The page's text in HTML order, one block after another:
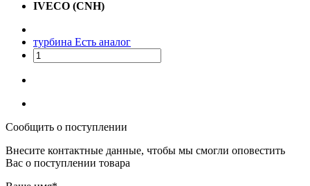
IVECO (CNH)
турбина Есть аналог
Сообщить о поступлении
Внесите контактные данные, чтобы мы смогли оповестить
Вас о поступлении товара